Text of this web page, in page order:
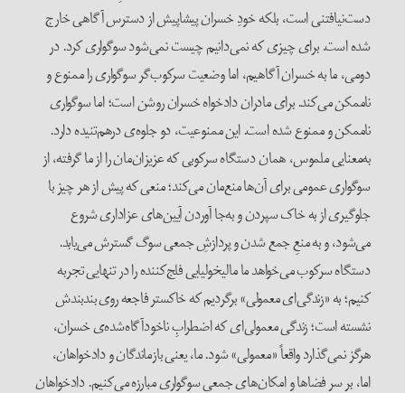
دست‌نیافتنی است، بلکه خودِ خسران پیشاپیش از دسترس آگاهی خارج
شده است. برای چیزی که نمی‌دانیم چیست نمی‌شود سوگواری کرد. در
دومی، ما به خسران آگاهیم، اما وضعیت سرکوب‌گر سوگواری را ممنوع و
ناممکن می‌کند. برای مادران دادخواه خسران روشن است؛ اما سوگواری
ناممکن و ممنوع‌ شده است. این ممنوعیت، دو جلوه‌ی درهم‌تنیده دارد.
به‌معنایی ملموس‌، همان دستگاه سرکوبی که عزیزان‌مان را از ما گرفته، از
سوگواری عمومی برای آن‌ها منع‌مان می‌کند؛ منعی که پیش از هر چیز با
جلوگیری از به خاک سپردن و به‌جا آوردن آیین‌های عزاداری شروع
می‌شود، و به منعِ جمع شدن و پردازشِ جمعی سوگ گسترش می‌یابد.
دستگاه سرکوب می‌خواهد ما مالیخولیایی فلج‌کننده را در تنهایی تجربه
کنیم؛ به «زندگی‌ای معمولی» برگردیم که خاکستر فاجعه روی بندبندش
نشسته است؛ زندگی‌ معمولی‌ای که اضطرابِ ناخودآگاه‌شده‌ی خسران،
هرگز نمی‌گذارد واقعاً «معمولی» شود. ما، یعنی بازماندگان و دادخواهان،
اما، بر سر فضاها و امکان‌های جمعیِ سوگواری مبارزه می‌کنیم. دادخواهان